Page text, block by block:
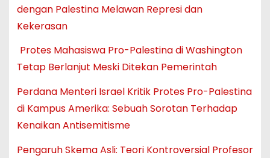
dengan Palestina Melawan Represi dan
Kekerasan
Protes Mahasiswa Pro-Palestina di Washington
Tetap Berlanjut Meski Ditekan Pemerintah
Perdana Menteri Israel Kritik Protes Pro-Palestina
di Kampus Amerika: Sebuah Sorotan Terhadap
Kenaikan Antisemitisme
Pengaruh Skema Asli: Teori Kontroversial Profesor